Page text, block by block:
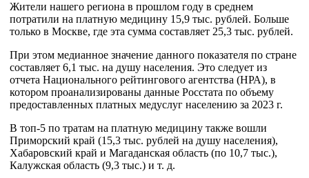
Жители нашего региона в прошлом году в среднем
потратили на платную медицину 15,9 тыс. рублей. Больше
только в Москве, где эта сумма составляет 25,3 тыс. рублей.
При этом медианное значение данного показателя по стране
составляет 6,1 тыс. на душу населения. Это следует из
отчета Национального рейтингового агентства (НРА), в
котором проанализированы данные Росстата по объему
предоставленных платных медуслуг населению за 2023 г.
В топ-5 по тратам на платную медицину также вошли
Приморский край (15,3 тыс. рублей на душу населения),
Хабаровский край и Магаданская область (по 10,7 тыс.),
Калужская область (9,3 тыс.) и т. д.